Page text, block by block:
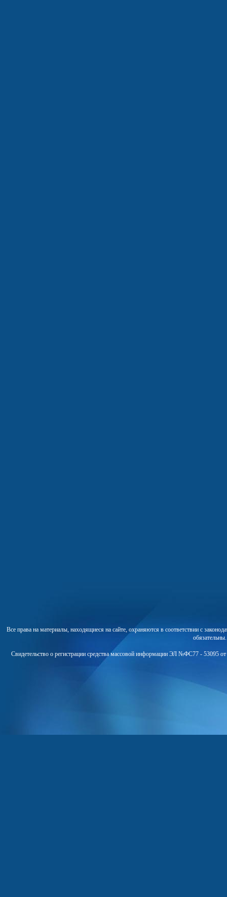
Все права на материалы, находящиеся на сайте, охраняются в соответствии с
Свидетельство о регистрации средства массовой информации ЭЛ №ФС77 - 53095